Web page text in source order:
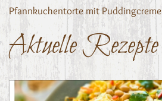
Pfannkuchentorte mit Puddingcreme
Aktuelle Rezepte